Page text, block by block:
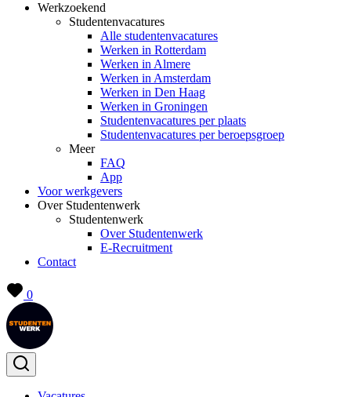
Werkzoekend
Studentenvacatures
Alle studentenvacatures
Werken in Rotterdam
Werken in Almere
Werken in Amsterdam
Werken in Den Haag
Werken in Groningen
Studentenvacatures per plaats
Studentenvacatures per beroepsgroep
Meer
FAQ
App
Voor werkgevers
Over Studentenwerk
Studentenwerk
Over Studentenwerk
E-Recruitment
Contact
0